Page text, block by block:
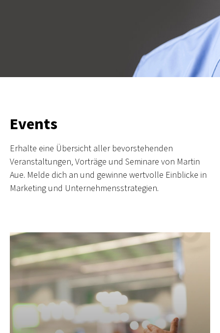
Events
Erhalte eine Übersicht aller bevorstehenden
Veranstaltungen, Vorträge und Seminare von Martin
Aue. Melde dich an und gewinne wertvolle Einblicke in
Marketing und Unternehmensstrategien.